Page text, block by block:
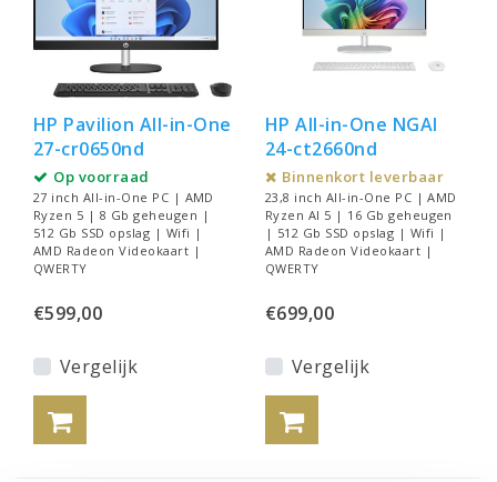
HP Pavilion All-in-One
27-cr0650nd
Op voorraad
27 inch All-in-One PC | AMD
Ryzen 5 | 8 Gb geheugen |
512 Gb SSD opslag | Wifi |
AMD Radeon Videokaart |
QWERTY
€599,00
Vergelijk
HP All-in-One NGAI
24-ct2660nd
Binnenkort leverbaar
23,8 inch All-in-One PC | AMD
Ryzen AI 5 | 16 Gb geheugen
| 512 Gb SSD opslag | Wifi |
AMD Radeon Videokaart |
QWERTY
€699,00
Vergelijk